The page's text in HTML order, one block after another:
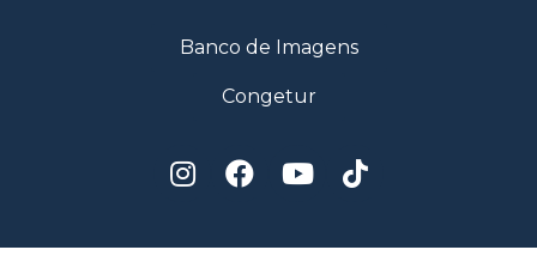
Banco de Imagens
Congetur